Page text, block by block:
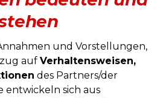
und Vorstellungen,
auf Verhaltensweisen,
des Partners/der
entwickeln sich aus